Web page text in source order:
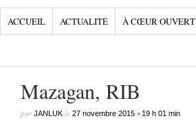
ACCUEIL ACTUALITÉ À CŒUR OUVERT
Mazagan, RIB
parJANLUK le 27 novembre 2015 • 19 h 01 min